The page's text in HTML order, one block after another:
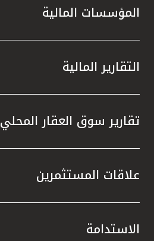
المؤسسات المالية
التقارير المالية
تقارير سوق العقار المحلي
علاقات المستثمرين
الاستدامة